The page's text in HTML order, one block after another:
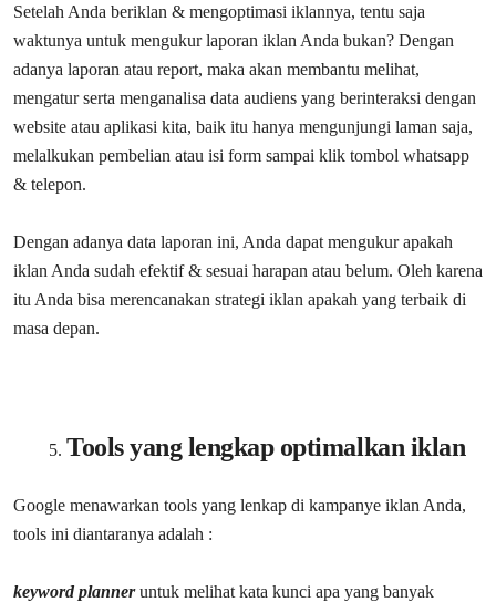
Setelah Anda beriklan & mengoptimasi iklannya, tentu saja
waktunya untuk mengukur laporan iklan Anda bukan? Dengan
adanya laporan atau report, maka akan membantu melihat,
mengatur serta menganalisa data audiens yang berinteraksi dengan
website atau aplikasi kita, baik itu hanya mengunjungi laman saja,
melalkukan pembelian atau isi form sampai klik tombol whatsapp
& telepon.
Dengan adanya data laporan ini, Anda dapat mengukur apakah
iklan Anda sudah efektif & sesuai harapan atau belum. Oleh karena
itu Anda bisa merencanakan strategi iklan apakah yang terbaik di
masa depan.
Tools yang lengkap optimalkan iklan
Google menawarkan tools yang lenkap di kampanye iklan Anda,
tools ini diantaranya adalah :
keyword planneruntuk melihat kata kunci apa yang banyak